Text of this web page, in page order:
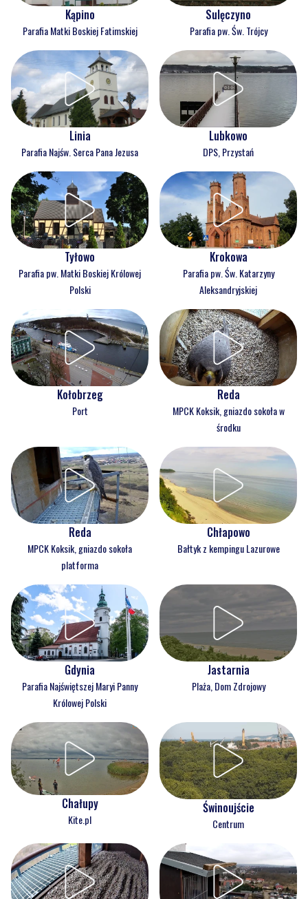
Kąpino
Parafia Matki Boskiej Fatimskiej
Sulęczyno
Parafia pw. Św. Trójcy
Linia
Parafia Najśw. Serca Pana Jezusa
Lubkowo
DPS, Przystań
Tyłowo
Parafia pw. Matki Boskiej Królowej
Polski
Krokowa
Parafia pw. Św. Katarzyny
Aleksandryjskiej
Kołobrzeg
Port
Reda
MPCK Koksik, gniazdo sokoła w
środku
Reda
MPCK Koksik, gniazdo sokoła
platforma
Chłapowo
Bałtyk z kempingu Lazurowe
Gdynia
Parafia Najświętszej Maryi Panny
Królowej Polski
Jastarnia
Plaża, Dom Zdrojowy
Chałupy
Kite.pl
Świnoujście
Centrum